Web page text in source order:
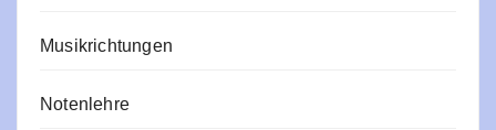
Musikrichtungen
Notenlehre